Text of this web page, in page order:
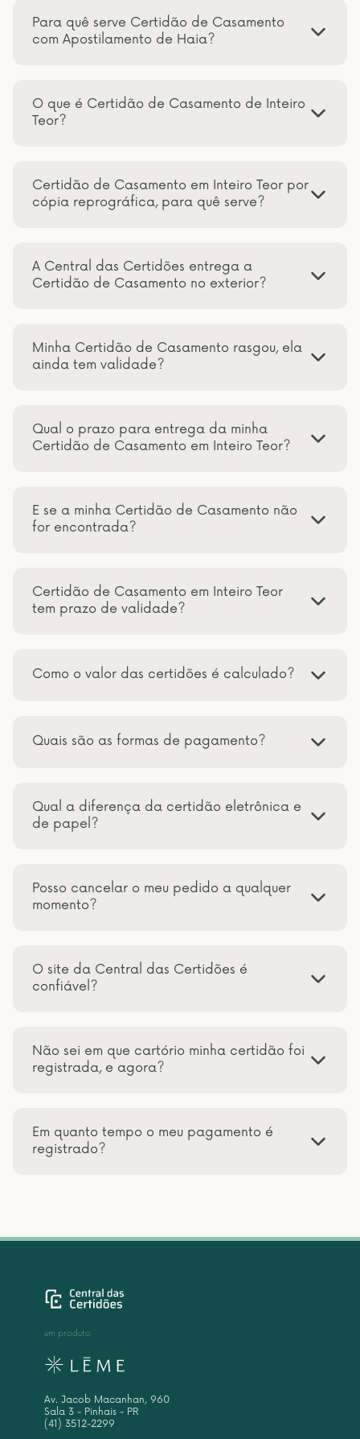
Para quê serve Certidão de Casamento
com Apostilamento de Haia?
O que é Certidão de Casamento de Inteiro
Teor?
Certidão de Casamento em Inteiro Teor por
cópia reprográfica, para quê serve?
A Central das Certidões entrega a
Certidão de Casamento no exterior?
Minha Certidão de Casamento rasgou, ela
ainda tem validade?
Qual o prazo para entrega da minha
Certidão de Casamento em Inteiro Teor?
E se a minha Certidão de Casamento não
for encontrada?
Certidão de Casamento em Inteiro Teor
tem prazo de validade?
Como o valor das certidões é calculado?
Quais são as formas de pagamento?
Qual a diferença da certidão eletrônica e
de papel?
Posso cancelar o meu pedido a qualquer
momento?
O site da Central das Certidões é
confiável?
Não sei em que cartório minha certidão foi
registrada, e agora?
Em quanto tempo o meu pagamento é
registrado?
um produto
Av. Jacob Macanhan, 960
Sala 3 - Pinhais - PR
(41) 3512-2299